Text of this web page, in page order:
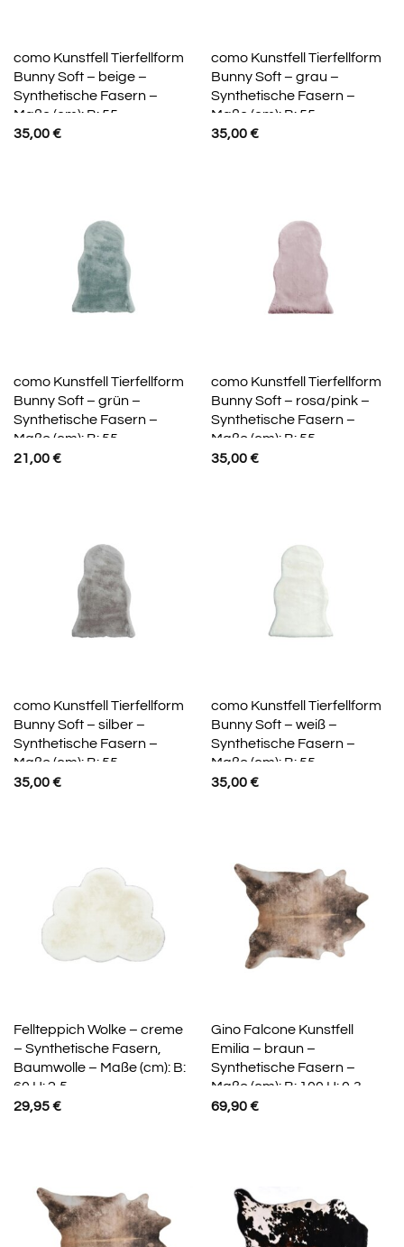
como Kunstfell Tierfellform
Bunny Soft – beige –
Synthetische Fasern –
Maße (cm): B: 55
35,00€
como Kunstfell Tierfellform
Bunny Soft – grau –
Synthetische Fasern –
Maße (cm): B: 55
35,00€
como Kunstfell Tierfellform
Bunny Soft – grün –
Synthetische Fasern –
Maße (cm): B: 55
21,00€
como Kunstfell Tierfellform
Bunny Soft – rosa/pink –
Synthetische Fasern –
Maße (cm): B: 55
35,00€
como Kunstfell Tierfellform
Bunny Soft – silber –
Synthetische Fasern –
Maße (cm): B: 55
35,00€
como Kunstfell Tierfellform
Bunny Soft – weiß –
Synthetische Fasern –
Maße (cm): B: 55
35,00€
Fellteppich Wolke – creme
– Synthetische Fasern,
Baumwolle – Maße (cm): B:
60 H: 2,5
29,95€
Gino Falcone Kunstfell
Emilia – braun –
Synthetische Fasern –
Maße (cm): B: 100 H: 0,3
69,90€